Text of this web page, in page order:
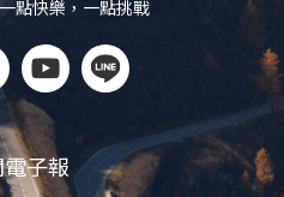
點快樂，一點挑戰
子報